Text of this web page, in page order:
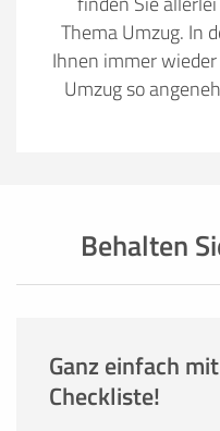
Thema Umzug. In
Ihnen immer
Umzug so
Behalten
Ganz einfach
Checkliste!